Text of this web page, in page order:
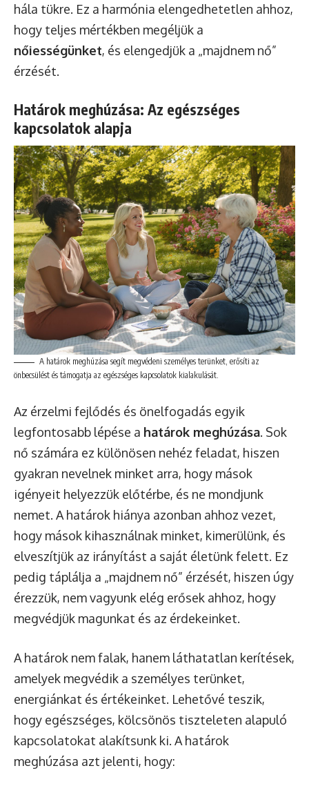
hála tükre. Ez a harmónia elengedhetetlen ahhoz,
hogy teljes mértékben megéljük a
nőiességünket, és elengedjük a „majdnem nő”
érzését.
Határok meghúzása: Az egészséges
kapcsolatok alapja
A határok meghúzása segít megvédeni személyes terünket, erősíti az
önbecsülést és támogatja az egészséges kapcsolatok kialakulását.
Az érzelmi fejlődés és önelfogadás egyik
legfontosabb lépése a határok meghúzása. Sok
nő számára ez különösen nehéz feladat, hiszen
gyakran nevelnek minket arra, hogy mások
igényeit helyezzük előtérbe, és ne mondjunk
nemet. A határok hiánya azonban ahhoz vezet,
hogy mások kihasználnak minket, kimerülünk, és
elveszítjük az irányítást a saját életünk felett. Ez
pedig táplálja a „majdnem nő” érzését, hiszen úgy
érezzük, nem vagyunk elég erősek ahhoz, hogy
megvédjük magunkat és az érdekeinket.
A határok nem falak, hanem láthatatlan kerítések,
amelyek megvédik a személyes terünket,
energiánkat és értékeinket. Lehetővé teszik,
hogy egészséges, kölcsönös tiszteleten alapuló
kapcsolatokat alakítsunk ki. A határok
meghúzása azt jelenti, hogy: